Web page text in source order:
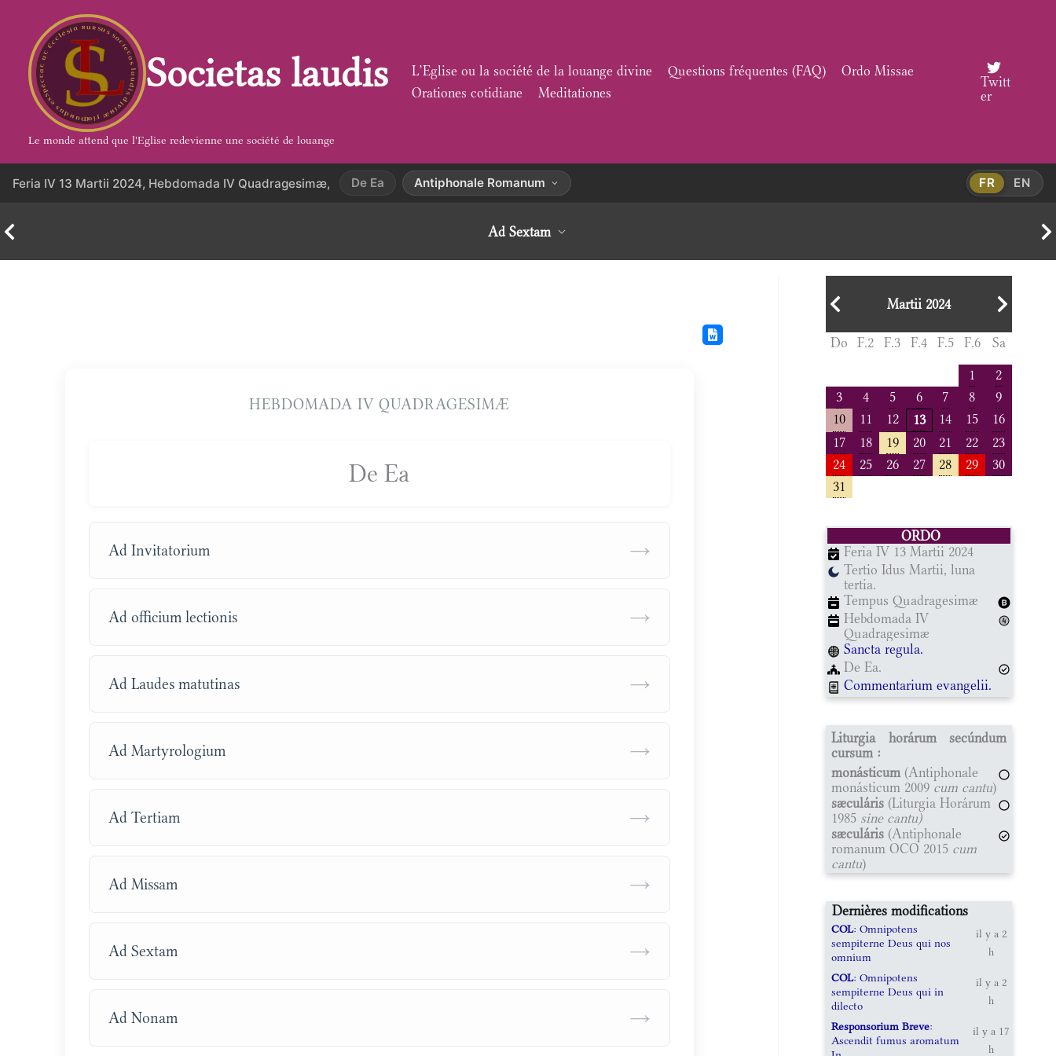
contenu
Societas laudis
Le monde attend que l'Eglise redevienne une société de louange
L’Eglise ou la société de la louange divine Questions fréquentes (FAQ)
Ordo Missae
Orationes cotidiane
Meditationes
Twitt
er
Feria IV 13 Martii 2024, Hebdomada IV Quadragesimæ, De Ea Antiphonale Romanum FR EN
Ad Sextam
HEBDOMADA IV QUADRAGESIMÆ
De Ea
Ad Invitatorium →
Ad officium lectionis →
Ad Laudes matutinas →
Ad Martyrologium →
Ad Tertiam →
Ad Missam →
Ad Sextam →
Ad Nonam →
Martii 2024
Do F.2 F.3 F.4 F.5 F.6 Sa
1
2
3
4 5 6 7 8
9
10
11 12 13 14 15
16
17
18 19 20 21 22
23
24
25 26 27 28 29
30
31
ORDO
Feria IV 13 Martii 2024
Tertio Idus Martii, luna
tertia.
Tempus Quadragesimæ
Hebdomada IV
Quadragesimæ
Sancta regula.
De Ea.
Commentarium evangelii.
Liturgia horárum secúndum
cursum :
monásticum (Antiphonale
monásticum 2009 cum cantu)
sæculáris (Liturgia Horárum
1985 sine cantu)
sæculáris (Antiphonale
romanum OCO 2015 cum
cantu)
Dernières modifications
COL: Omnipotens
sempiterne Deus qui nos
omnium
il y a 2
h
COL: Omnipotens
sempiterne Deus qui in
dilecto
il y a 2
h
Responsorium Breve:
Ascendit fumus aromatum
il y a 17
h